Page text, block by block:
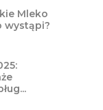
Mleko
wystąpi?